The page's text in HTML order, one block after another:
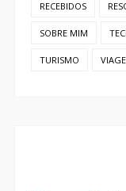
RECEBIDOS
SOBRE MIM
TURISMO